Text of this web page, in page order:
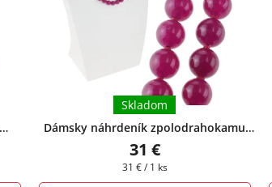
Dámsky náhrdeník zpolodrahokamu
+ darčeková krabička
zadarmo
Skladom
31 €
Jednotková
cena:
31 € / 1 ks